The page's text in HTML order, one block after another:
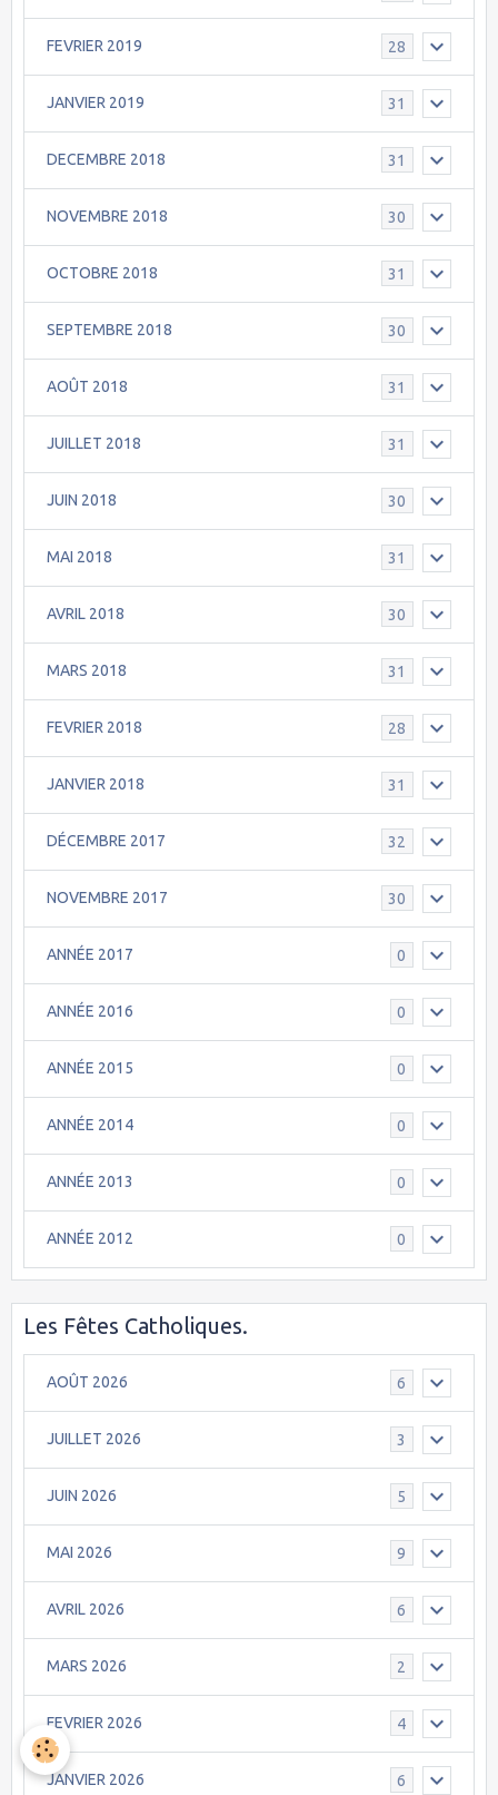
FEVRIER 2019 28
JANVIER 2019 31
DECEMBRE 2018 31
NOVEMBRE 2018 30
OCTOBRE 2018 31
SEPTEMBRE 2018 30
AOÛT 2018 31
JUILLET 2018 31
JUIN 2018 30
MAI 2018 31
AVRIL 2018 30
MARS 2018 31
FEVRIER 2018 28
JANVIER 2018 31
DÉCEMBRE 2017 32
NOVEMBRE 2017 30
ANNÉE 2017 0
ANNÉE 2016 0
ANNÉE 2015 0
ANNÉE 2014 0
ANNÉE 2013 0
ANNÉE 2012 0
Les Fêtes Catholiques.
AOÛT 2026 6
JUILLET 2026 3
JUIN 2026 5
MAI 2026 9
AVRIL 2026 6
MARS 2026 2
FEVRIER 2026 4
JANVIER 2026 6